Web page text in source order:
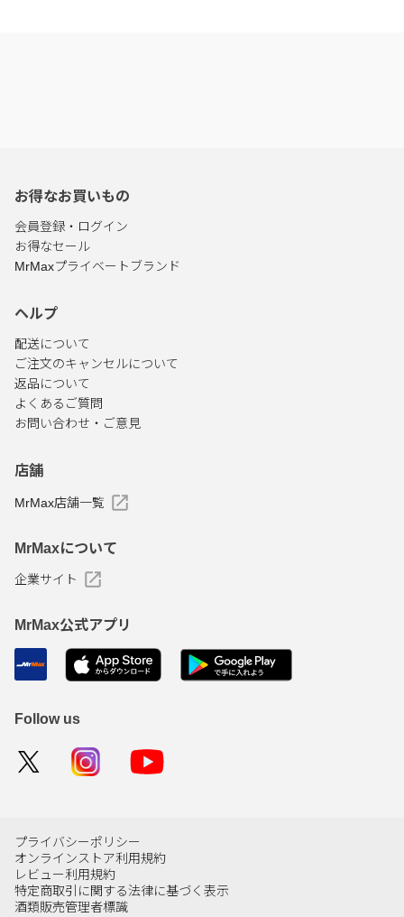
お得なお買いもの
会員登録・ログイン
お得なセール
MrMaxプライベートブランド
ヘルプ
配送について
ご注文のキャンセルについて
返品について
よくあるご質問
お問い合わせ・ご意見
店舗
MrMax店舗一覧
MrMaxについて
企業サイト
MrMax公式アプリ
Follow us
プライバシーポリシー
オンラインストア利用規約
レビュー利用規約
特定商取引に関する法律に基づく表示
酒類販売管理者標識